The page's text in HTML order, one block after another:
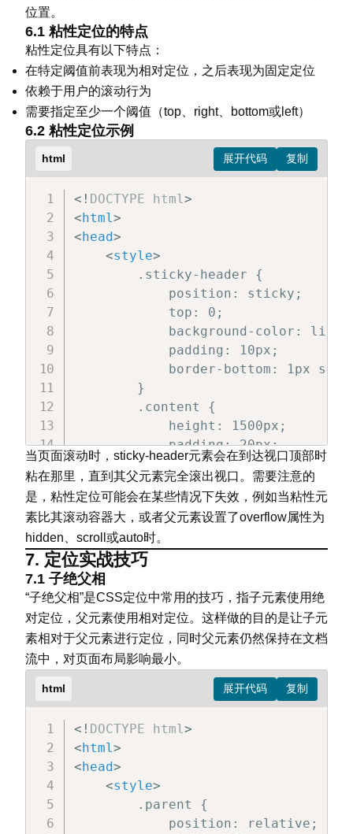
<div class
<div class
<p>这里是一些很长很长的文本，用
<p
< p
这里是一些很长很长的文本，用
</div>
</body>
位置。
6.1 粘性定位的特点
粘性定位具有以下特点：
在特定阈值前表现为相对定位，之后表现为固定定位
依赖于用户的滚动行为
需要指定至少一个阈值（top、right、bottom或left）
6.2 粘性定位示例
html
<! DOCTYPE html>
<html>
<head>
<style>
        .sticky-header {
            position: sticky;
            top: 0;
background-color:
            padding: 10px;
border-bottom: 1px
        }
        .content {
            height: 1500px;
            padding: 20px;
        }
</style>
</head>
<body>
<div class
<p
<p>这里是一些很长很长的文本，用
<p>这里是一些很长很长的文本，用
<p>这里是一些很长很长的文本，用
</div>
</body>
当页面滚动时，sticky-header元素会在到达视口顶部时
粘在那里，直到其父元素完全滚出视口。需要注意的
是，粘性定位可能会在某些情况下失效，例如当粘性元
素比其滚动容器大，或者父元素设置了overflow属性为
hidden、scroll或auto时。
7. 定位实战技巧
7.1 子绝父相
“子绝父相”是CSS定位中常用的技巧，指子元素使用绝
对定位，父元素使用相对定位。这样做的目的是让子元
素相对于父元素进行定位，同时父元素仍然保持在文档
流中，对页面布局影响最小。
html
<! DOCTYPE html>
<html>
<head>
<style>
        .parent {
            position: relative;